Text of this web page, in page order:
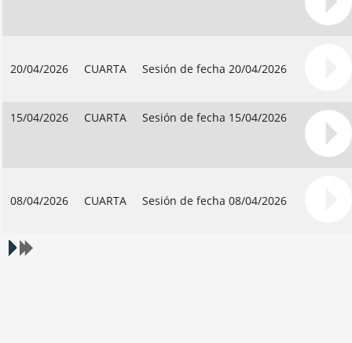
20/04/2026 CUARTA Sesión de fecha 20/04/2026
15/04/2026 CUARTA Sesión de fecha 15/04/2026
08/04/2026 CUARTA Sesión de fecha 08/04/2026